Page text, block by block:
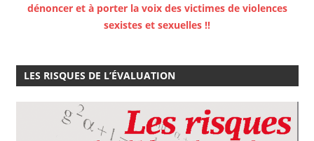
dénoncer et à porter la voix des victimes de violences
sexistes et sexuelles !!
LES RISQUES DE L’ÉVALUATION